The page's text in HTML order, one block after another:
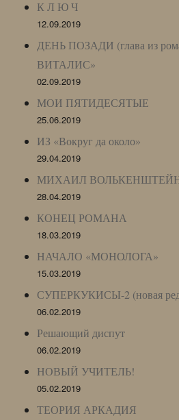
К Л Ю Ч
12.09.2019
ДЕНЬ ПОЗАДИ (глава из
ВИТАЛИС»
02.09.2019
МОИ ПЯТИДЕСЯТЫЕ
25.06.2019
ИЗ «Вокруг да около»
29.04.2019
МИХАИЛ
28.04.2019
КОНЕЦ РОМАНА
18.03.2019
НАЧАЛО «МОНОЛОГА»
15.03.2019
СУПЕРКУКИСЫ-2 (новая
06.02.2019
Решающий диспут
06.02.2019
НОВЫЙ УЧИТЕЛЬ!
05.02.2019
ТЕОРИЯ АРКАДИЯ